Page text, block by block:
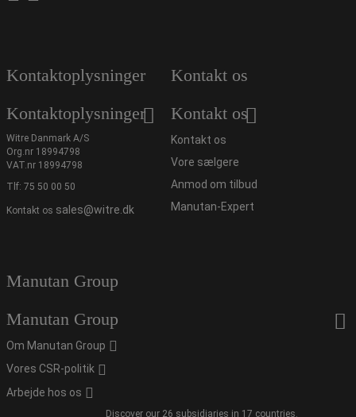
Kontaktoplysninger
Kontaktoplysninger
Witre Danmark A/S
Org.nr 18994798
VAT.nr 18994798
Tlf: 75 50 00 50
Kontakt os sales@witre.dk
Kontakt os
Kontakt os
Kontakt os
Vore sælgere
Anmod om tilbud
Manutan-Expert
Manutan Group
Manutan Group
Om Manutan Group
Vores CSR-politik
Arbejde hos os
Discover our 26 subsidiaries in 17 countries.